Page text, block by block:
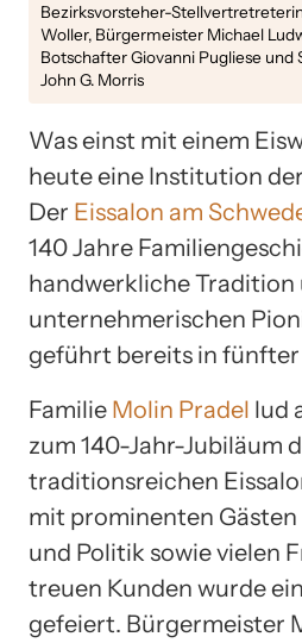
Bezirksvorsteher-
Woller, Bürgermeister Michael
Botschafter Giovanni Pugliese und
John G. Morris
Was einst mit einem
heute eine Institution
Der Eissalon am
140 Jahre
handwerkliche Tradition
unternehmerischen
geführt bereits in
Familie Molin Pradel lud
zum 140-Jahr-Jubiläum
traditionsreichen
mit prominenten
und Politik sowie vielen
treuen Kunden wurde
gefeiert. Bürgermeister